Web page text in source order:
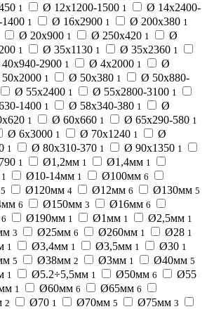
1 Ø 12х1200-1500 1
Ø 14х2400-
1 Ø 16х2900 1 Ø 200х380 1
Ø 20х900 1 Ø 250х420 1
Ø
1 Ø 35х1130 1 Ø 35х2360 1
2900 1 Ø 4х2000 1
Ø
1 Ø 50х380 1
Ø 50х880-
Ø 55х2400 1 Ø 55х2800-3100 1
1400 1 Ø 58х340-380 1
Ø
1 Ø 60х660 1 Ø 65х290-580 1
Ø 6х3000 1 Ø 70х1240 1
Ø
1 Ø 80х310-370 1 Ø 90х1350 1
1 Ø1,2мм 1 Ø1,4мм 1
1 Ø10-14мм 1 Ø100мм 6
5 Ø120мм 4 Ø12мм 6 Ø130мм 5
6 Ø150мм 3 Ø16мм 6
6 Ø190мм 1 Ø1мм 1 Ø2,5мм 1
3 Ø25мм 6 Ø260мм 1 Ø28 1
1 Ø3,4мм 1 Ø3,5мм 1 Ø30 1
5 Ø38мм 2 Ø3мм 1 Ø40мм 5
1 Ø5.2÷5,5мм 1 Ø50мм 6 Ø55
1 Ø60мм 6 Ø65мм 6
2 Ø70 1 Ø70мм 5 Ø75мм 3